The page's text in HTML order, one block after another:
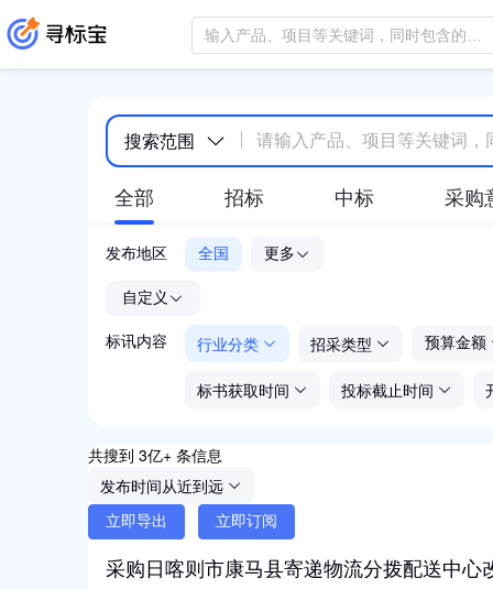
搜索范围
全部 招标 中标 采购
发布地区 全国 更多
自定义
标讯内容 行业分类 招采类型 预算金额
标书获取时间 投标截止时间
共搜到 3亿+ 条信息
发布时间从近到远
立即导出 立即订阅
采购日喀则市康马县寄递物流分拨配送中心